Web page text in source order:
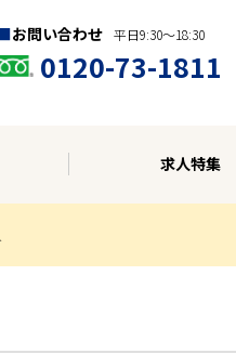
お問い合わせ 平日9:30〜18:30
0120-73-1811
求人特集